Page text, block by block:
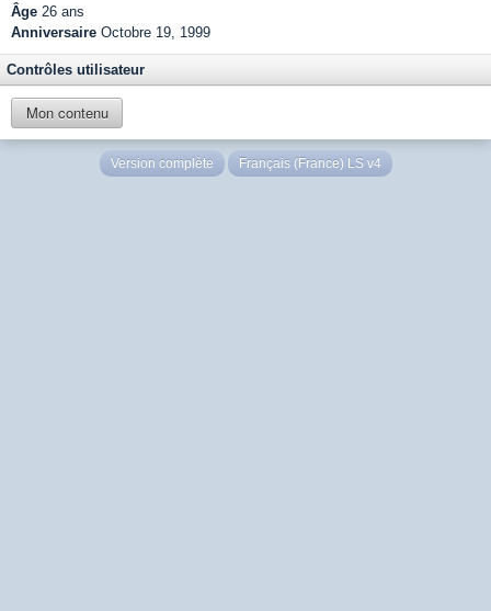
Âge 26 ans
Anniversaire Octobre 19, 1999
Contrôles utilisateur
Mon contenu
Version complète Français (France) LS v4